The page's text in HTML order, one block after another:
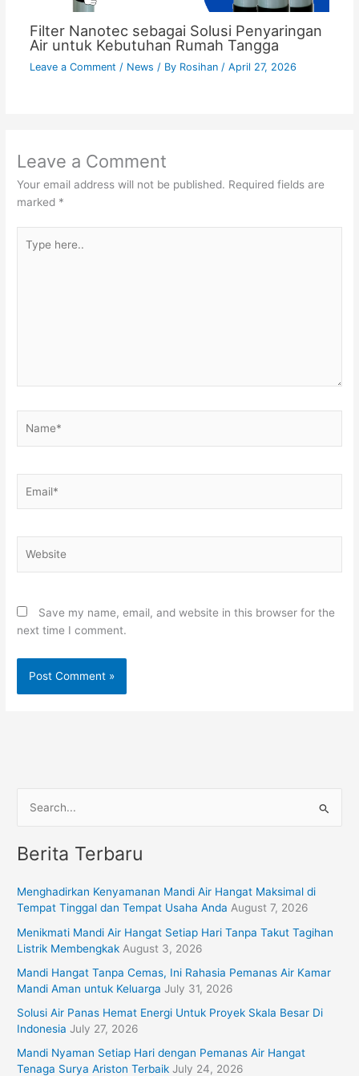
Filter Nanotec sebagai Solusi Penyaringan
Air untuk Kebutuhan Rumah Tangga
Leave a Comment / News / By Rosihan / April 27, 2026
Leave a Comment
Your email address will not be published. Required fields are
marked *
here..
Save my name, email, and website in this browser for the
next time I comment.
a
c
f
r
Berita Terbaru
Menghadirkan Kenyamanan Mandi Air Hangat Maksimal di
Tempat Tinggal dan Tempat Usaha Anda August 7, 2026
Menikmati Mandi Air Hangat Setiap Hari Tanpa Takut Tagihan
Listrik Membengkak August 3, 2026
Mandi Hangat Tanpa Cemas, Ini Rahasia Pemanas Air Kamar
Mandi Aman untuk Keluarga July 31, 2026
Solusi Air Panas Hemat Energi Untuk Proyek Skala Besar Di
Indonesia July 27, 2026
Mandi Nyaman Setiap Hari dengan Pemanas Air Hangat
Tenaga Surya Ariston Terbaik July 24, 2026